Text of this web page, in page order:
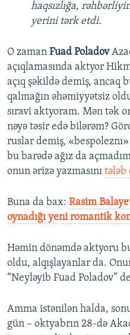
haqsızlığa,
yerini tərk etdi.
O zaman Fuad Poladov
açıqlamasında aktyor
açıq şəkildə demiş, ancaq
qalmağın əhəmiyyətsiz
sıravi aktyoram. Mən tək
nəyə təsir edə bilərəm?
ruslar demiş,
bu barədə ağız da
onun ərizə yazmasını tələb
Buna da bax:​ Rasim
oynadığı yeni romantik
Həmin dönəmdə aktyoru
oldu, alqışlayanlar da.
“Neyləyib Fuad Poladov”
Amma istənilən halda,
gün – oktyabrın 28-də